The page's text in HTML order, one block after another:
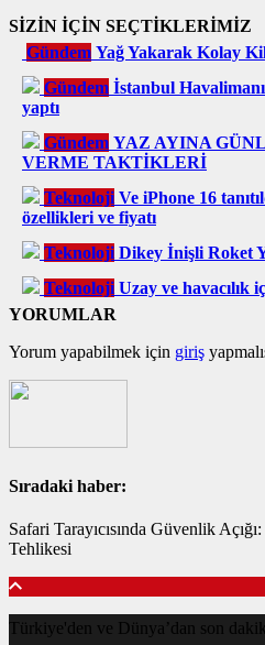
SİZİN İÇİN SEÇTİKLERİMİZ
Gündem Yağ Yakarak Kolay
Gündem İstanbul
yaptı
Gündem YAZ AYINA
VERME TAKTİKLERİ
Teknoloji Ve iPhone 16
özellikleri ve fiyatı
Teknoloji Dikey İnişli Roket
Teknoloji Uzay ve havacılık
YORUMLAR
Yorum yapabilmek için giriş
Sıradaki haber:
Safari Tarayıcısında Güvenlik
Tehlikesi
Türkiye'den ve Dünya’dan son